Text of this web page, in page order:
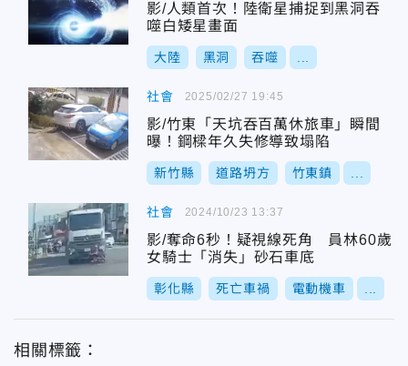
影/人類首次！陸衛星捕捉到黑洞吞
噬白矮星畫面
大陸 黑洞 吞噬
社會
影/竹東「天坑吞百萬休旅車」瞬間
曝！鋼樑年久失修導致塌陷
新竹縣 道路坍方 竹東鎮
2025/02/27 19:45
社會
影/奪命6秒！疑視線死角 員林60歲
女騎士「消失」砂石車底
彰化縣 死亡車禍 電動機車
2024/10/23 13:37
相關標籤：